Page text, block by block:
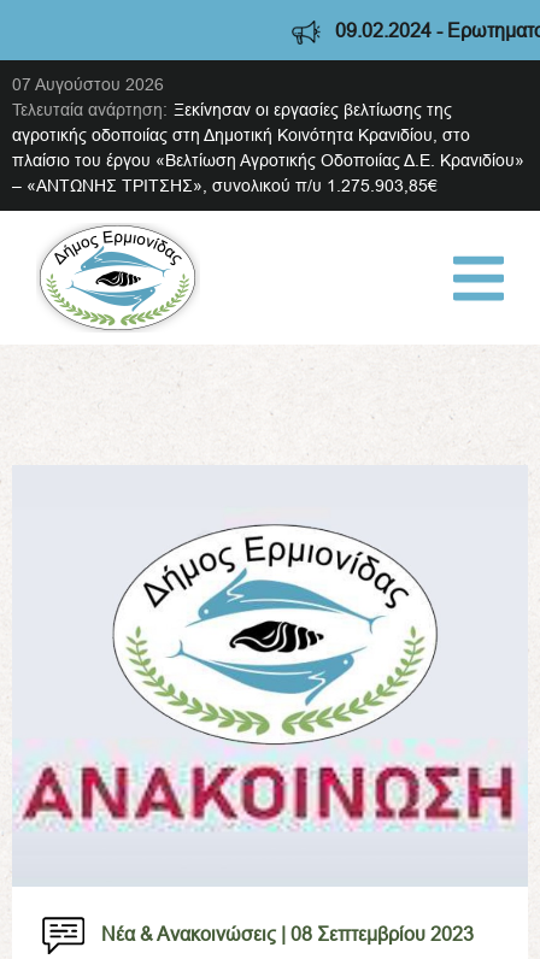
09.02.2024 - Ερωτηματολόγιο
07 Αυγούστου 2026
Τελευταία ανάρτηση: Ξεκίνησαν οι εργασίες βελτίωσης της
αγροτικής οδοποιίας στη Δημοτική Κοινότητα Κρανιδίου, στο
πλαίσιο του έργου «Βελτίωση Αγροτικής Οδοποιίας Δ.Ε. Κρανιδίου»
– «ΑΝΤΩΝΗΣ ΤΡΙΤΣΗΣ», συνολικού π/υ 1.275.903,85€
Νέα & Ανακοινώσεις | 08 Σεπτεμβρίου 2023